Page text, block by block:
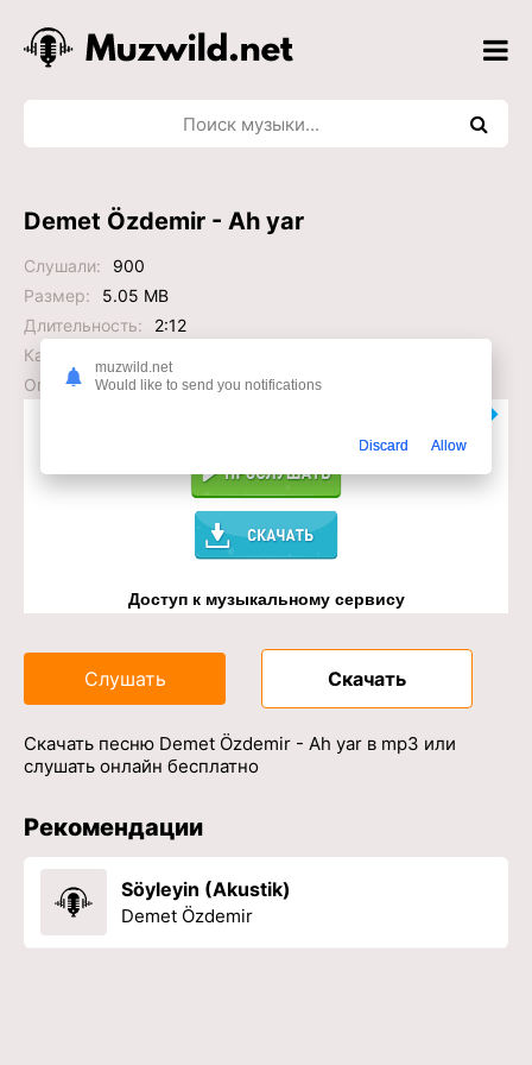
Demet Özdemir - Ah yar
Слушали:
900
Размер:
5.05 MB
Длительность:
2:12
Качество:
Опубликовано: 2025-09-22 10:20:03
Доступ к музыкальному сервису
Слушать Скачать
Скачать песню Demet Özdemir - Ah yar в mp3 или
слушать онлайн бесплатно
Рекомендации
Söyleyin (Akustik)
Demet Özdemir
muzwild.net
Would like to send you notifications
Discard Allow